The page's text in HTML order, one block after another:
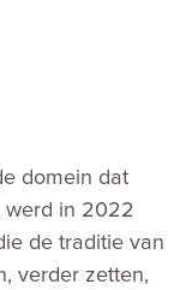
domein dat
werd in 2022
de traditie van
verder zetten,